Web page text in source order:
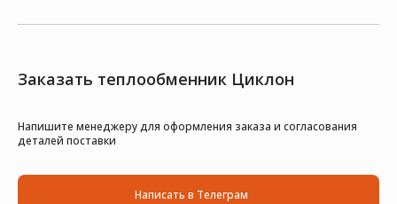
Заказать теплообменник Циклон
Напишите менеджеру для оформления заказа и согласования
деталей поставки
Написать в Телеграм